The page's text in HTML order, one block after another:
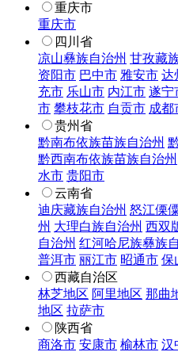
重庆市
重庆市
四川省
凉山彝族自治州 甘孜藏
资阳市 巴中市 雅安市 达
充市 乐山市 内江市 遂宁
市 攀枝花市 自贡市 成都
贵州省
黔南布依族苗族自治州
黔西南布依族苗族自治州
水市 贵阳市
云南省
迪庆藏族自治州 怒江傈
州 大理白族自治州 西双
自治州 红河哈尼族彝族
普洱市 丽江市 昭通市 保
西藏自治区
林芝地区 阿里地区 那曲
地区 拉萨市
陕西省
商洛市 安康市 榆林市 汉